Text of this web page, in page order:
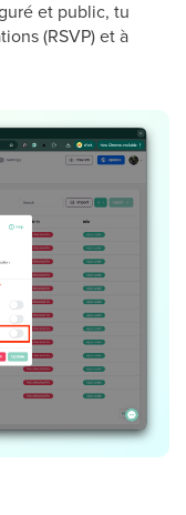
et public, tu
(RSVP) et à